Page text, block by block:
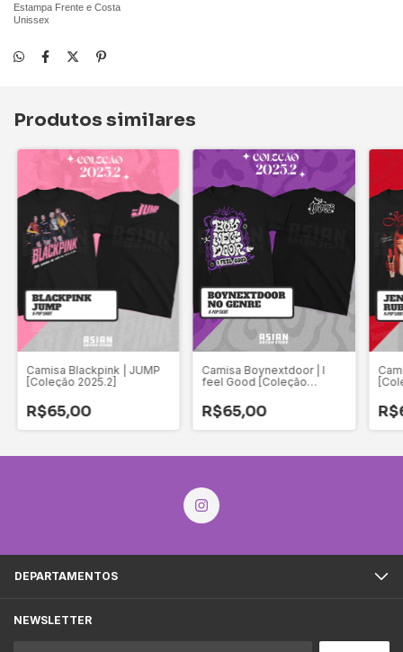
Estampa Frente e Costa
Unissex
Produtos similares
Camisa Blackpink | JUMP
[Coleção 2025.2]
R$65,00
Camisa Boynextdoor | I
feel Good [Coleção
R$65,00
DEPARTAMENTOS
NEWSLETTER